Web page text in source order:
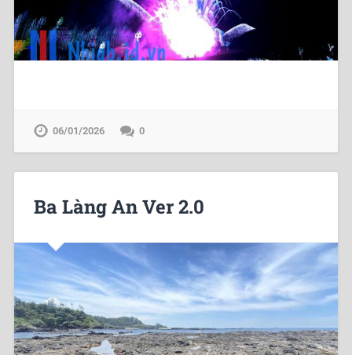
06/01/2026 0
Ba Làng An Ver 2.0